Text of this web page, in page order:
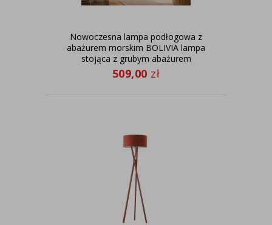
Nowoczesna lampa podłogowa z
abażurem morskim BOLIVIA lampa
stojąca z grubym abażurem
materiałowym
509,00 zł